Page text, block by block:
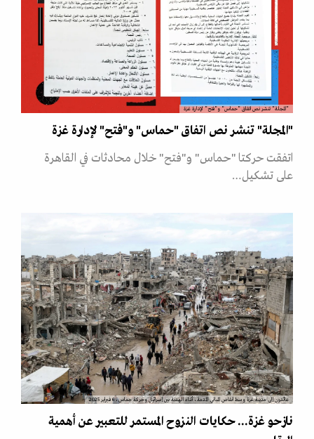
"المجلة" تنشر نص اتفاق "حماس" و"فتح" لإدارة غزة
"المجلة" تنشر نص اتفاق "حماس" و"فتح" لإدارة غزة
اتفقت حركتا "حماس" و"فتح" خلال محادثات في القاهرة
على تشكيل…
عائدون إلى مدينة غزة وسط انقاض المباني المدمة، أثناء الهدنة بين إسرائيل وحركة حماس، 6 فبراير 2025
نازحو غزة... حكايات النزوح المستمر للتعبير عن أهمية